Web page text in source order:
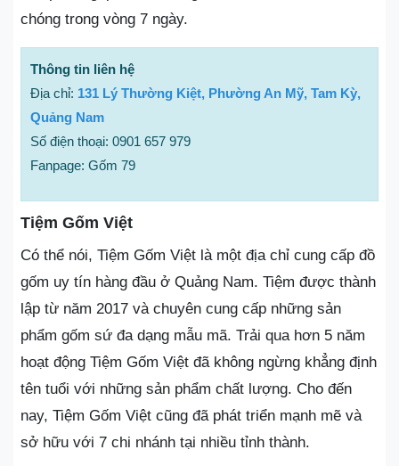
chóng trong vòng 7 ngày.
Thông tin liên hệ
Địa chỉ: 131 Lý Thường Kiệt, Phường An Mỹ, Tam Kỳ,
Quảng Nam
Số điện thoại: 0901 657 979
Fanpage: Gốm 79
Tiệm Gốm Việt
Có thể nói, Tiệm Gốm Việt là một địa chỉ cung cấp đồ
gốm uy tín hàng đầu ở Quảng Nam. Tiệm được thành
lập từ năm 2017 và chuyên cung cấp những sản
phẩm gốm sứ đa dạng mẫu mã. Trải qua hơn 5 năm
hoạt động Tiệm Gốm Việt đã không ngừng khẳng định
tên tuổi với những sản phẩm chất lượng. Cho đến
nay, Tiệm Gốm Việt cũng đã phát triển mạnh mẽ và
sở hữu với 7 chi nhánh tại nhiều tỉnh thành.